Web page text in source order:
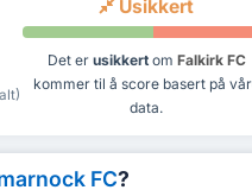
Usikkert
Det er usikkertom Falkirk FC
kommer til å score basert på
data.
FC?